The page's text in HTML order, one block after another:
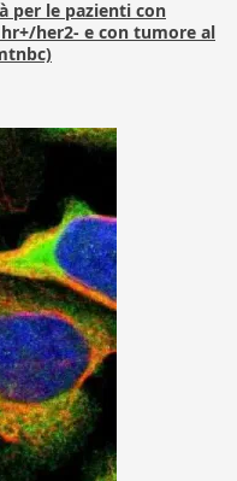
per le pazienti con
her2- e con tumore al